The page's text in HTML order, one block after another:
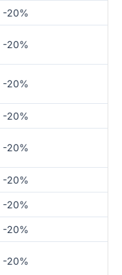
-20%
-20%
-20%
-20%
-20%
-20%
-20%
-20%
-20%